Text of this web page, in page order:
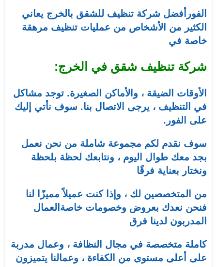
الفورأفضل شركة تنظيف للشقق بالخرج يعاني
الكثير من الأشخاص من عمليات تنظيف مرهقة
خاصة في
شركة تنظيف شقق في الخرج:
الأوقات الضيقة ، والأماكن الصغيرة. توجد مشاكل
في التنظيف ، يرجى الاتصال بنا. سوف نأتي إليك
على الفور.
سوف نقدم لكم مجموعة شاملة من نحن نعمل
بجد معك طوال اليوم ، ونتابعك لحظة بلحظة
ونختار بعناية فرقًا
من المتخصصين لك ، وإذا كنت عميلاً مميزًا لنا
فنحن نعدك بعروض وخصومات خاصةالعمال
المدربون لدينا فرق
كاملة متخصصة في مجال النظافة ، وعمال مدربة
على أعلى مستوى من الكفاءة ، وعمالنا يتميزون